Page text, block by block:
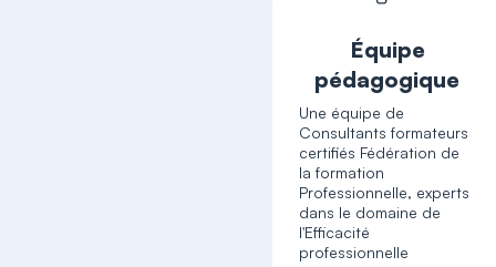
Équipe
pédagogique
Une équipe de
Consultants formateurs
certifiés Fédération de
la formation
Professionnelle, experts
dans le domaine de
l'Efficacité
professionnelle